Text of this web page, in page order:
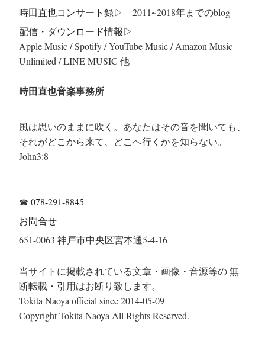
時田直也コンサート録▷ 2011~2018年までのblog
配信・ダウンロード情報▷
Apple Music / Spotify / YouTube Music / Amazon Music
Unlimited / LINE MUSIC 他
時田直也音楽事務所
風は思いのままに吹く。あなたはその音を聞いても、
それがどこから来て、どこへ行くかを知らない。
John3:8
☎ 078-291-8845
お問合せ
651-0063 神戸市中央区宮本通5-4-16
当サイトに掲載されている文章・画像・音源等の 無
断転載・引用はお断り致します。
Tokita Naoya official since 2014-05-09
Copyright Tokita Naoya All Rights Reserved.